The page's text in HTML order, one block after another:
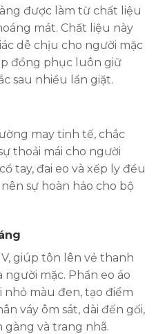
được làm từ chất liệu
mát. Chất liệu này
dễ chịu cho người mặc
đồng phục luôn giữ
sau nhiều lần giặt.
may tinh tế, chắc
thoải mái cho người
tay, đai eo và xếp ly đều
sự hoàn hảo cho bộ
giúp tôn lên vẻ thanh
mặc. Phần eo áo
màu đen, tạo điểm
váy ôm sát, dài đến gối,
và trang nhã.